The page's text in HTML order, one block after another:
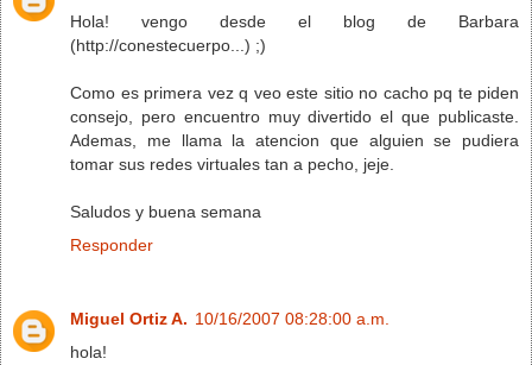
Hola! vengo desde el blog de Barbara
(http://conestecuerpo...) ;)
Como es primera vez q veo este sitio no cacho pq te piden
consejo, pero encuentro muy divertido el que publicaste.
Ademas, me llama la atencion que alguien se pudiera
tomar sus redes virtuales tan a pecho, jeje.
Saludos y buena semana
Responder
Miguel Ortiz A. 10/16/2007 08:28:00 a.m.
hola!